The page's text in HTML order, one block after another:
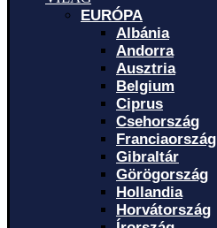
EURÓPA
Albánia
Andorra
Ausztria
Belgium
Ciprus
Csehország
Franciaország
Gibraltár
Görögország
Hollandia
Horvátország